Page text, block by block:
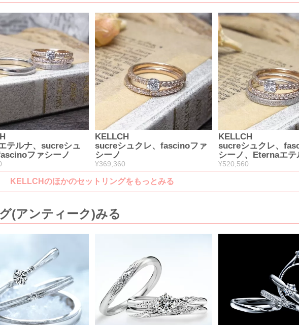
テルナ、sucreシュ
ファシーノ
KELLCH
sucreシュクレ、fascinoファ
シーノ
¥369,360
KELLCH
sucreシュクレ、
シーノ、Eternaエテ
¥520,560
KELLCHのほかのセットリングをもっとみる
(アンティーク)みる